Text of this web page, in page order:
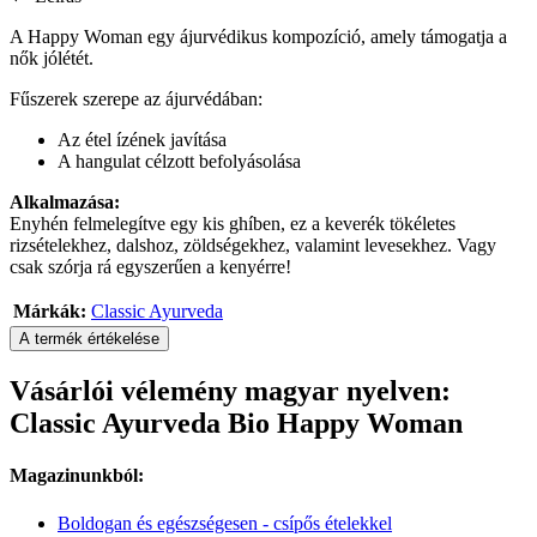
A Happy Woman egy ájurvédikus kompozíció, amely támogatja a
nők jólétét.
Fűszerek szerepe az ájurvédában:
Az étel ízének javítása
A hangulat célzott befolyásolása
Alkalmazása:
Enyhén felmelegítve egy kis ghíben, ez a keverék tökéletes
rizsételekhez, dalshoz, zöldségekhez, valamint levesekhez. Vagy
csak szórja rá egyszerűen a kenyérre!
Márkák: Classic Ayurveda
A termék értékelése
Vásárlói vélemény magyar nyelven:
Classic Ayurveda Bio Happy Woman
Magazinunkból:
Boldogan és egészségesen - csípős ételekkel